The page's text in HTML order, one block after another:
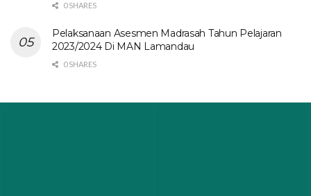
0 SHARES
Pelaksanaan Asesmen Madrasah Tahun Pelajaran
2023/2024 Di MAN Lamandau
0 SHARES